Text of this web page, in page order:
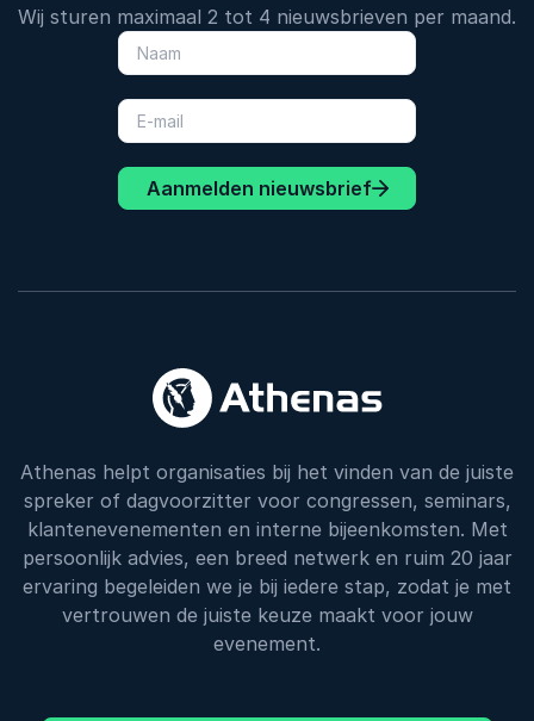
Wij sturen maximaal 2 tot 4 nieuwsbrieven per maand.
Aanmelden nieuwsbrief
Athenas helpt organisaties bij het vinden van de juiste
spreker of dagvoorzitter voor congressen, seminars,
klantenevenementen en interne bijeenkomsten. Met
persoonlijk advies, een breed netwerk en ruim 20 jaar
ervaring begeleiden we je bij iedere stap, zodat je met
vertrouwen de juiste keuze maakt voor jouw
evenement.